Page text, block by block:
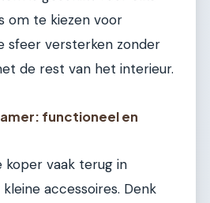
om te kiezen voor
sfeer versterken zonder
de rest van het interieur.
functioneel en
koper vaak terug in
accessoires. Denk